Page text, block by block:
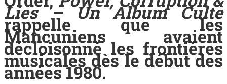
Lies – Un Album Culte
rappelle que les
Mancuniens avaient
décloisonné les frontières
musicales dès le début des
années 1980.